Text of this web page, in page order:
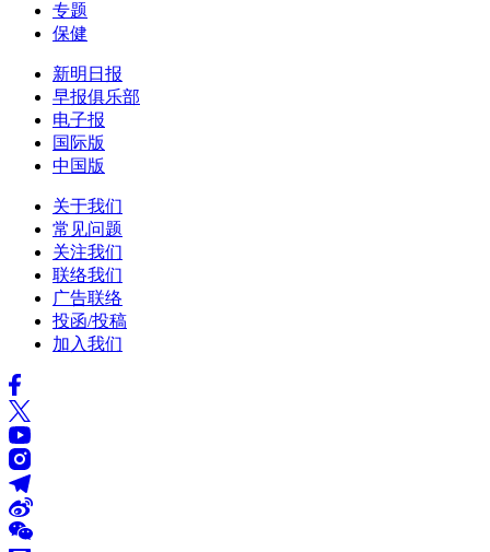
专题
保健
新明日报
早报俱乐部
电子报
国际版
中国版
关于我们
常见问题
关注我们
联络我们
广告联络
投函/投稿
加入我们